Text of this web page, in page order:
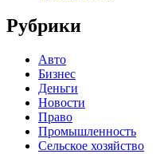
Рубрики
Авто
Бизнес
Деньги
Новости
Право
Промышленность
Сельское хозяйство